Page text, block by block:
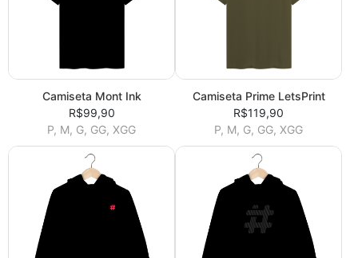
Camiseta Mont Ink
R$99,90
P, M, G, GG, XGG
Camiseta Prime LetsPrint
R$119,90
P, M, G, GG, XGG